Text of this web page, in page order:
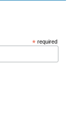
* required